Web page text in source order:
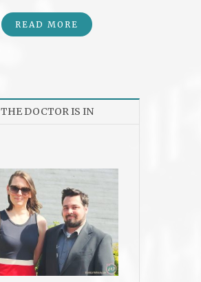
READ MORE
THE DOCTOR IS IN